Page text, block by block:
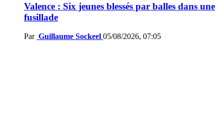
Valence : Six jeunes blessés par balles dans une
fusillade
Par Guillaume Sockeel 05/08/2026, 07:05